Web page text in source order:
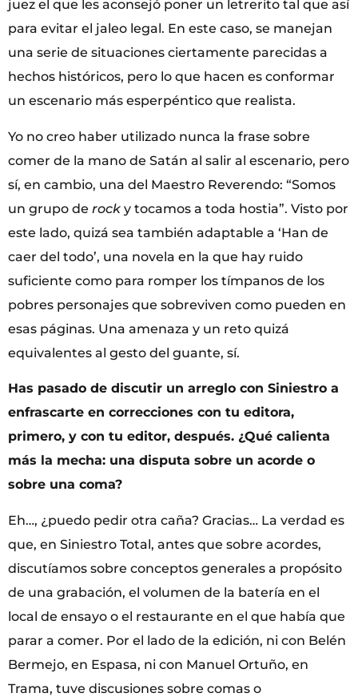
juez el que les aconsejó poner un letrerito tal que así
para evitar el jaleo legal. En este caso, se manejan
una serie de situaciones ciertamente parecidas a
hechos históricos, pero lo que hacen es conformar
un escenario más esperpéntico que realista.
Yo no creo haber utilizado nunca la frase sobre
comer de la mano de Satán al salir al escenario, pero
sí, en cambio, una del Maestro Reverendo: “Somos
un grupo de rock y tocamos a toda hostia”. Visto por
este lado, quizá sea también adaptable a ‘Han de
caer del todo’, una novela en la que hay ruido
suficiente como para romper los tímpanos de los
pobres personajes que sobreviven como pueden en
esas páginas. Una amenaza y un reto quizá
equivalentes al gesto del guante, sí.
Has pasado de discutir un arreglo con Siniestro a
enfrascarte en correcciones con tu editora,
primero, y con tu editor, después. ¿Qué calienta
más la mecha: una disputa sobre un acorde o
sobre una coma?
Eh…, ¿puedo pedir otra caña? Gracias… La verdad es
que, en Siniestro Total, antes que sobre acordes,
discutíamos sobre conceptos generales a propósito
de una grabación, el volumen de la batería en el
local de ensayo o el restaurante en el que había que
parar a comer. Por el lado de la edición, ni con Belén
Bermejo, en Espasa, ni con Manuel Ortuño, en
Trama, tuve discusiones sobre comas o